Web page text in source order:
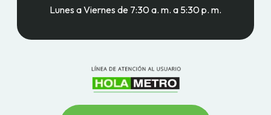
Lunes a Viernes de 7:30 a. m. a 5:30 p. m.